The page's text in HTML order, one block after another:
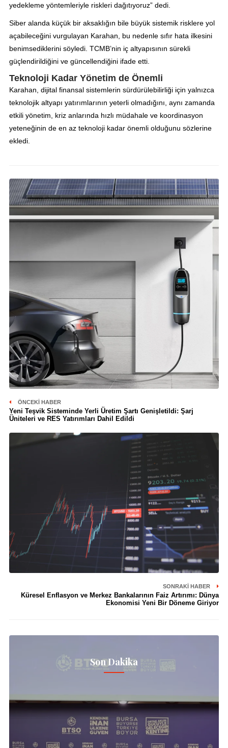
yedekleme yöntemleriyle riskleri dağıtıyoruz” dedi.
Siber alanda küçük bir aksaklığın bile büyük sistemik risklere yol
açabileceğini vurgulayan Karahan, bu nedenle sıfır hata ilkesini
benimsediklerini söyledi. TCMB’nin iç altyapısının sürekli
güçlendirildiğini ve güncellendiğini ifade etti.
Teknoloji Kadar Yönetim de Önemli
Karahan, dijital finansal sistemlerin sürdürülebilirliği için yalnızca
teknolojik altyapı yatırımlarının yeterli olmadığını, aynı zamanda
etkili yönetim, kriz anlarında hızlı müdahale ve koordinasyon
yeteneğinin de en az teknoloji kadar önemli olduğunu sözlerine
ekledi.
ÖNCEKI HABER
Yeni Teşvik Sisteminde Yerli Üretim Şartı Genişletildi: Şarj
Üniteleri ve RES Yatırımları Dahil Edildi
SONRAKI HABER
Küresel Enflasyon ve Merkez Bankalarının Faiz Artırımı: Dünya
Ekonomisi Yeni Bir Döneme Giriyor
Son Dakika